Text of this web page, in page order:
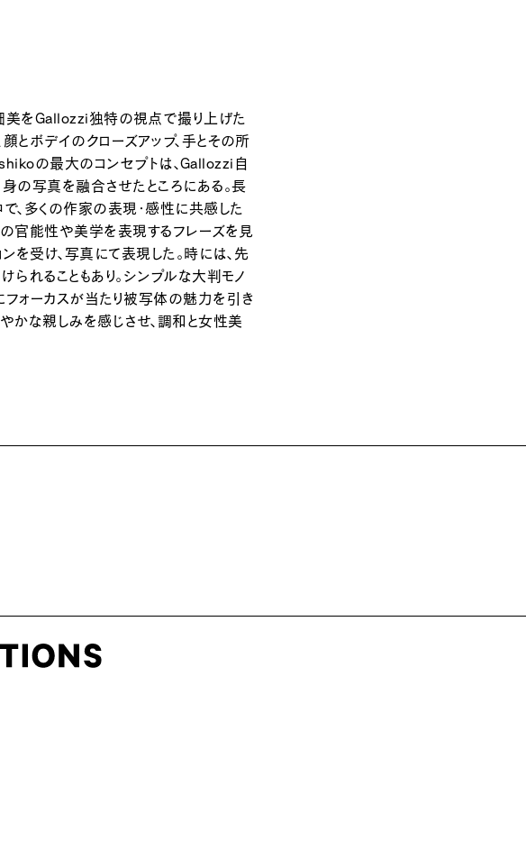
美をGallozzi独特の視点で撮り上げた
とボデイのクローズアップ、手とその所
の最大のコンセプトは、Gallozzi自
の写真を融合させたところにある。長
、多くの作家の表現・感性に共感した
官能性や美学を表現するフレーズを見
を受け、写真にて表現した。時には、先
れることもあり。シンプルな大判モノ
ォーカスが当たり被写体の魅力を引き
かな親しみを感じさせ、調和と女性美